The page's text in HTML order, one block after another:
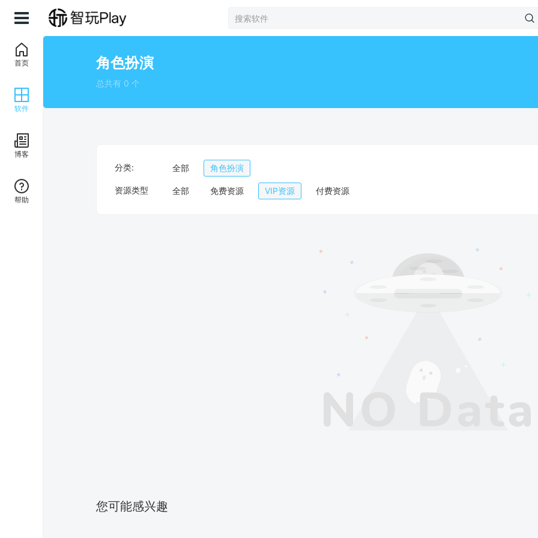
角色扮演
总共有 0 个
分类: 全部 角色扮演
资源类型 全部 免费资源 VIP资源 付费资源
您可能感兴趣
首页
软件
博客
帮助